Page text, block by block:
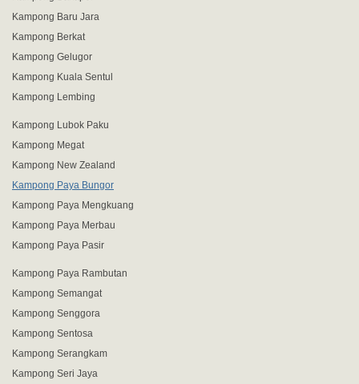
Kampong Baru Jara
Kampong Berkat
Kampong Gelugor
Kampong Kuala Sentul
Kampong Lembing
Kampong Lubok Paku
Kampong Megat
Kampong New Zealand
Kampong Paya Bungor
Kampong Paya Mengkuang
Kampong Paya Merbau
Kampong Paya Pasir
Kampong Paya Rambutan
Kampong Semangat
Kampong Senggora
Kampong Sentosa
Kampong Serangkam
Kampong Seri Jaya